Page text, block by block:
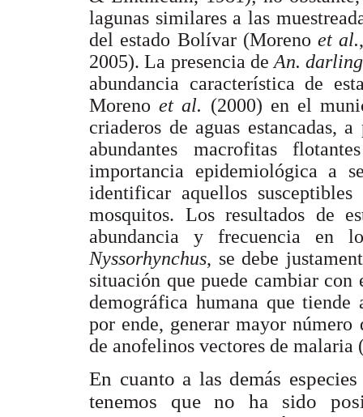
lagunas similares a las
del estado Bolívar (Moreno et al.
2005). La presencia deAn.
abundancia característica de
Morenoet al. (2000) en el
criaderos de aguas estancadas,
abundantes macrofitas
importancia epidemiológica a
identificar aquellos
mosquitos. Los resultados de
abundancia y frecuencia en
Nyssorhynchus, se debe
situación que puede cambiar
demográfica humana que
por ende, generar mayor
de anofelinos vectores de malaria
En cuanto a las demás
tenemos que no ha sido